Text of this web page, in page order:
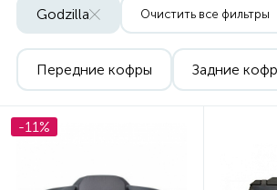
Godzilla Очистить все фильтры
Передние кофры Задние
-11%